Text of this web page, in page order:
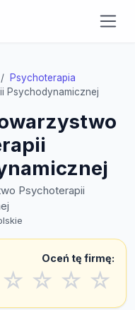
Psychoterapia
Psychodynamicznej
Psychoterapii
Oceń tę firmę:
☆ ☆ ☆ ☆